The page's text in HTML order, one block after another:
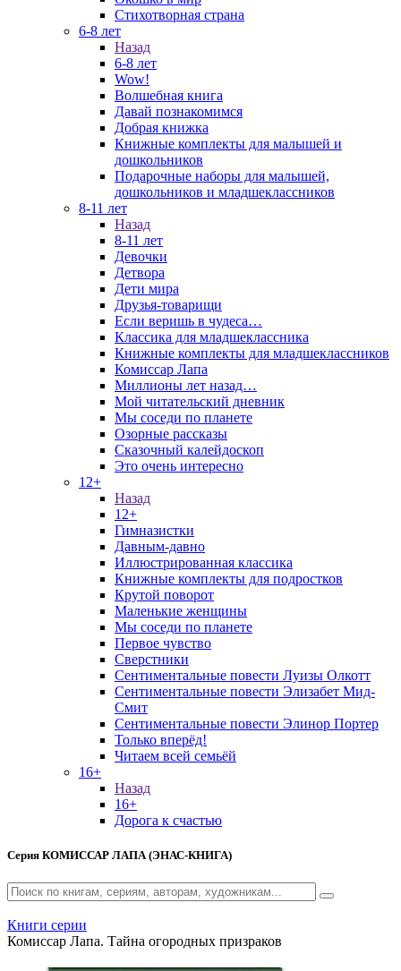
Стихотворная страна
6-8 лет
Назад
6-8 лет
Wow!
Волшебная книга
Давай познакомимся
Добрая книжка
Книжные комплекты для малышей и
дошкольников
Подарочные наборы для малышей,
дошкольников и младшеклассников
8-11 лет
Назад
8-11 лет
Девочки
Детвора
Дети мира
Друзья-товарищи
Если веришь в чудеса…
Классика для младшеклассника
Книжные комплекты для младшеклассников
Комиссар Лапа
Миллионы лет назад…
Мой читательский дневник
Мы соседи по планете
Озорные рассказы
Сказочный калейдоскоп
Это очень интересно
12+
Назад
12+
Гимназистки
Давным-давно
Иллюстрированная классика
Книжные комплекты для подростков
Крутой поворот
Маленькие женщины
Мы соседи по планете
Первое чувство
Сверстники
Сентиментальные повести Луизы Олкотт
Сентиментальные повести Элизабет Мид-
Смит
Сентиментальные повести Элинор Портер
Только вперёд!
Читаем всей семьёй
16+
Назад
16+
Дорога к счастью
Серия КОМИССАР ЛАПА (ЭНАС-КНИГА)
Книги серии
Комиссар Лапа. Тайна огородных призраков